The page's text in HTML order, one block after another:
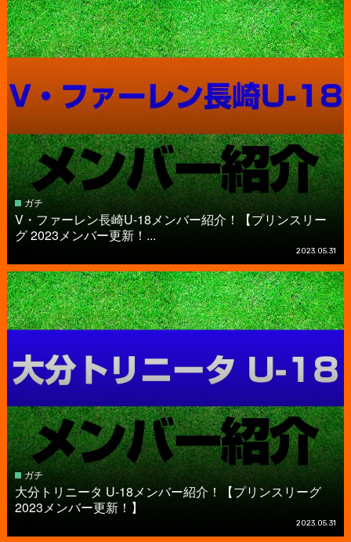
ガチ
V・ファーレン長崎U-18メンバー紹介！【プリンスリー
グ 2023メンバー更新！...
2023.05.31
ガチ
大分トリニータ U-18メンバー紹介！【プリンスリーグ
2023メンバー更新！】
2023.05.31